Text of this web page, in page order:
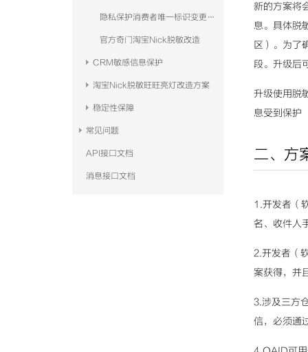
隐私保护消费者唯一标识变更改造方案（TOPAPI）
官方奇门淘宝Nick脱敏改造
CRM敏感信息保护
淘宝Nick脱敏旺旺亮灯改造方案
稳定性保障
常见问题
API接口文档
消息接口文档
新的方案将
息。具体脱
区）。为了
段。升级后
升级使用脱
息受到保护
二、方
1.开发者（
名、收件人
2.开发者（
案获得，并
3.涉及三方
信，必须通